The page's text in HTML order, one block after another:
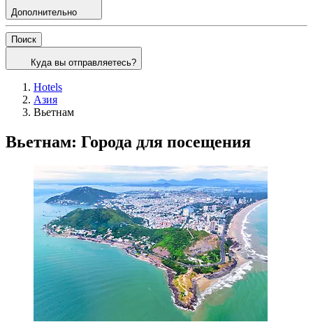
Дополнительно
Поиск
Куда вы отправляетесь?
Hotels
Азия
Вьетнам
Вьетнам: Города для посещения